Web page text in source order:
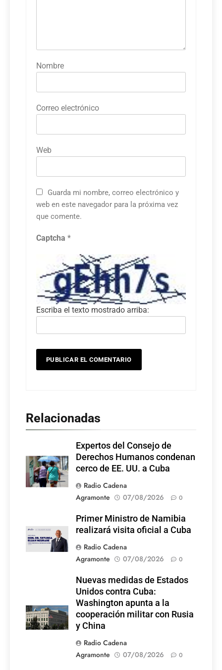
Nombre
Correo electrónico
Web
Guarda mi nombre, correo electrónico y
web en este navegador para la próxima vez
que comente.
Captcha *
Escriba el texto mostrado arriba:
Relacionadas
Expertos del Consejo de
Derechos Humanos condenan
cerco de EE. UU. a Cuba
Radio Cadena
Agramonte
07/08/2026 0
Primer Ministro de Namibia
realizará visita oficial a Cuba
Radio Cadena
Agramonte
07/08/2026 0
Nuevas medidas de Estados
Unidos contra Cuba:
Washington apunta a la
cooperación militar con Rusia
y China
Radio Cadena
Agramonte
07/08/2026 0